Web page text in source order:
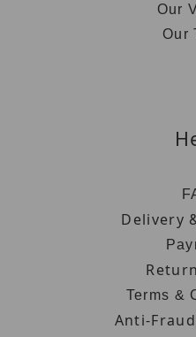
Our
Our
Delivery
Terms &
Anti-